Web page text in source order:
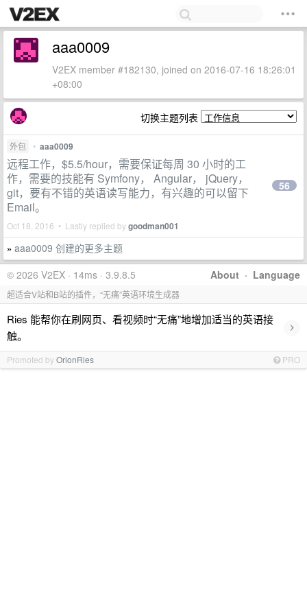
aaa0009
V2EX member #182130, joined on 2016-07-16 18:26:01
+08:00
切换主题列表
外包 • aaa0009
远程工作，$5.5/hour，需要保证每周 30 小时的工
作，需要的技能有 Symfony， Angular， jQuery，
git，要有不错的英语读写能力，有兴趣的可以留下
Email。
Oct 18, 2016 • Lastly replied bygoodman001
56
» aaa0009 创建的更多主题
About · Language
© 2026 V2EX · 14ms · 3.9.8.5
超适合V站和B站的插件，“无痛”英语环境生成器
Ries 能帮你在刷网页、看视频时“无痛”地增加适当的英语接
触。
›
Promoted byOrionRies PRO